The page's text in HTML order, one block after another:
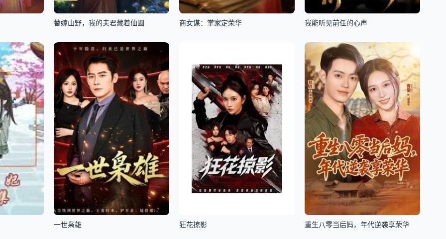
替嫁山野，我的夫君藏着仙圃 商女谋：掌家定荣华 我能听见前任的心声
一世枭雄 狂花掠影 重生八零当后妈，年代逆袭享荣华